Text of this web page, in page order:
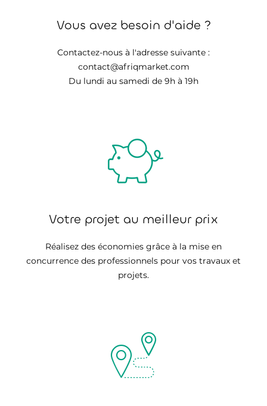
Vous avez besoin d'aide ?
Contactez-nous à l'adresse suivante :
contact@afriqmarket.com
Du lundi au samedi de 9h à 19h
Votre projet au meilleur prix
Réalisez des économies grâce à la mise en
concurrence des professionnels pour vos travaux et
projets.